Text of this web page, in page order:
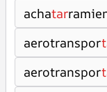
achatar
aerotranspor
aerotranspor